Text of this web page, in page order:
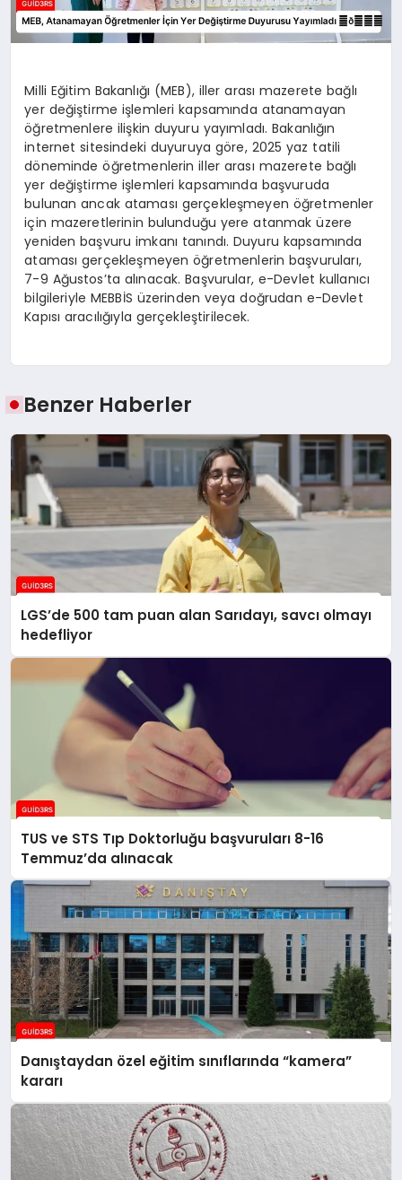
Milli Eğitim Bakanlığı (MEB), iller arası mazerete bağlı
yer değiştirme işlemleri kapsamında atanamayan
öğretmenlere ilişkin duyuru yayımladı. Bakanlığın
internet sitesindeki duyuruya göre, 2025 yaz tatili
döneminde öğretmenlerin iller arası mazerete bağlı
yer değiştirme işlemleri kapsamında başvuruda
bulunan ancak ataması gerçekleşmeyen öğretmenler
için mazeretlerinin bulunduğu yere atanmak üzere
yeniden başvuru imkanı tanındı. Duyuru kapsamında
ataması gerçekleşmeyen öğretmenlerin başvuruları,
7-9 Ağustos’ta alınacak. Başvurular, e-Devlet kullanıcı
bilgileriyle MEBBİS üzerinden veya doğrudan e-Devlet
Kapısı aracılığıyla gerçekleştirilecek.
Benzer Haberler
LGS’de 500 tam puan alan Sarıdayı, savcı olmayı
hedefliyor
TUS ve STS Tıp Doktorluğu başvuruları 8-16
Temmuz’da alınacak
Danıştaydan özel eğitim sınıflarında “kamera”
kararı